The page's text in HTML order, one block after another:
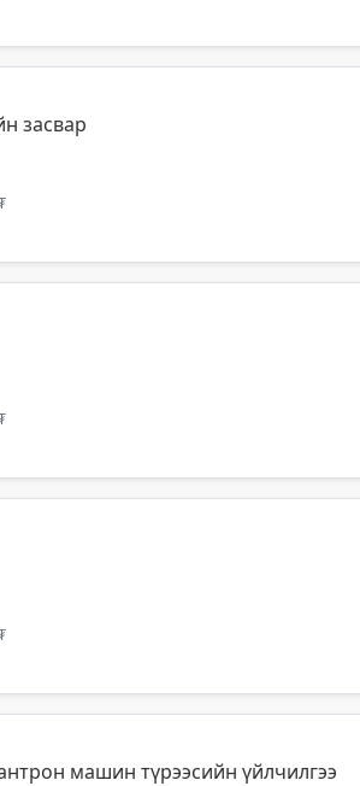
засвар
машин түрээсийн үйлчилгээ